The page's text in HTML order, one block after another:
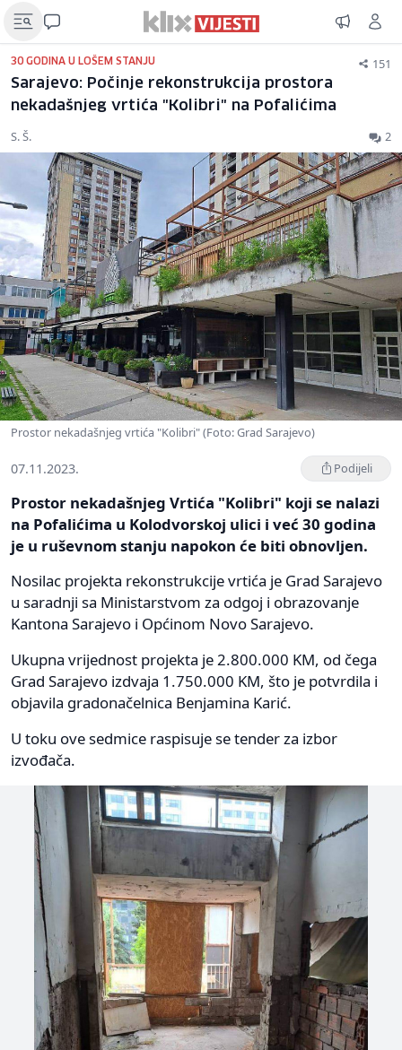
30 GODINA U LOŠEM STANJU 151
Sarajevo: Počinje rekonstrukcija prostora
nekadašnjeg vrtića "Kolibri" na Pofalićima
S. Š. 2
Prostor nekadašnjeg vrtića "Kolibri" (Foto: Grad Sarajevo)
07.11.2023. Podijeli
Prostor nekadašnjeg Vrtića "Kolibri" koji se nalazi
na Pofalićima u Kolodvorskoj ulici i već 30 godina
je u ruševnom stanju napokon će biti obnovljen.
Nosilac projekta rekonstrukcije vrtića je Grad Sarajevo
u saradnji sa Ministarstvom za odgoj i obrazovanje
Kantona Sarajevo i Općinom Novo Sarajevo.
Ukupna vrijednost projekta je 2.800.000 KM, od čega
Grad Sarajevo izdvaja 1.750.000 KM, što je potvrdila i
objavila gradonačelnica Benjamina Karić.
U toku ove sedmice raspisuje se tender za izbor
izvođača.